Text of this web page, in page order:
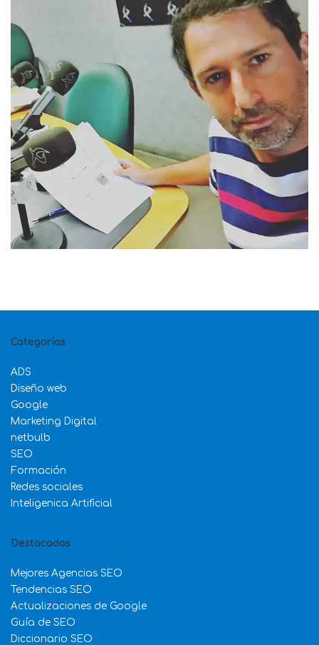
Categorías
ADS
Diseño web
Google
Marketing Digital
netbulb
SEO
Formación
Redes sociales
Inteligenica Artificial
Destacados
Mejores Agencias SEO
Tendencias SEO
Actualizaciones de Google
Guía de SEO
Diccionario SEO